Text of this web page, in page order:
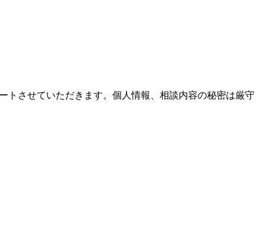
トさせていただきます。個人情報、相談内容の秘密は厳守